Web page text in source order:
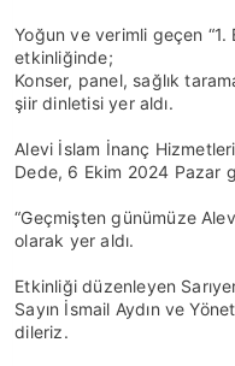
Yoğun ve verimli geçen “1.
etkinliğinde;
Konser, panel, sağlık
şiir dinletisi yer aldı.
Alevi İslam İnanç Hizmetleri
Dede, 6 Ekim 2024 Pazar
“Geçmişten günümüze
olarak yer aldı.
Etkinliği düzenleyen
Sayın İsmail Aydın ve
dileriz.